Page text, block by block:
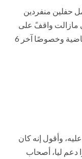
حفلين منفردين
مازالت واقفً على
رجليا، رغم كل الذي حصل معي الفترة الماضية وخصوصًا آخر 6
وأقول إنه كان
دعم ليا، أصحاب